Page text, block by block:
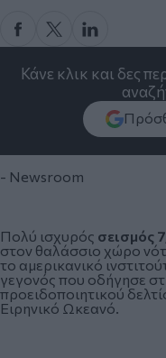
Κάνε κλικ και δες
- Newsroom
Πολύ ισχυρός σεισμός
στον θαλάσσιο χώρο
το αμερικανικό
γεγονός που οδήγησε
προειδοποιητικού
Ειρηνικό Ωκεανό.